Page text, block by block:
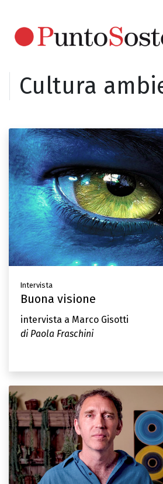
Cultura
Intervista
Buona visione
intervista a Marco Gisotti
di Paola Fraschini